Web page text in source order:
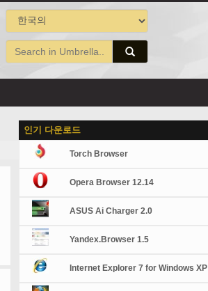
인기 다운로드
Torch Browser
Opera Browser 12.14
ASUS Ai Charger 2.0
Yandex.Browser 1.5
Internet Explorer 7 for Windows XP